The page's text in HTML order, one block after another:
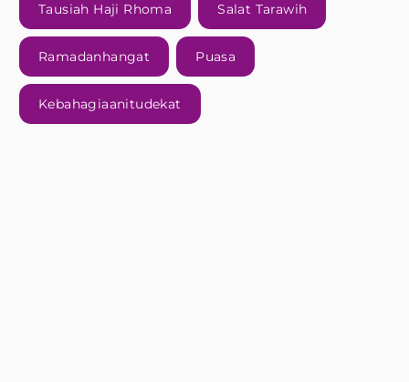
Tausiah Haji Rhoma Salat Tarawih
Ramadanhangat Puasa
Kebahagiaanitudekat